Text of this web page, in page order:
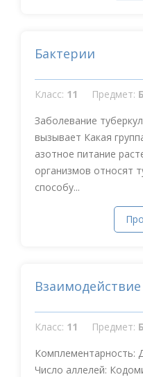
Бактерии
Класс: 11 Предмет:
Заболевание
вызывает Какая
азотное питание
организмов относят
способу...
Взаимодействие
Класс: 11 Предмет:
Комплементарность:
Число аллелей: